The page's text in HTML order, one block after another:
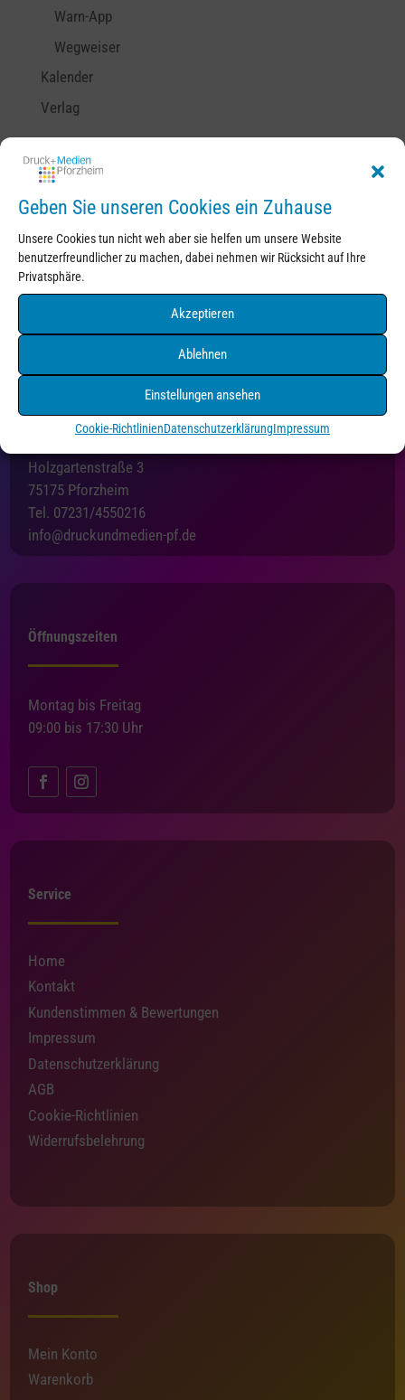
Geben Sie unseren Cookies ein Zuhause
Unsere Cookies tun nicht weh aber sie helfen um unsere Website
benutzerfreundlicher zu machen, dabei nehmen wir Rücksicht auf Ihre
Privatsphäre.
Akzeptieren
Ablehnen
Einstellungen ansehen
Cookie-RichtlinienDatenschutzerklärungImpressum
Warn-App
Wegweiser
Kalender
Verlag
Kontakt
Holzgartenstraße 3
75175 Pforzheim
Tel. 07231/4550216
info@druckundmedien-pf.de
Öffnungszeiten
Montag bis Freitag
09:00 bis 17:30 Uhr
Service
Home
Kontakt
Kundenstimmen & Bewertungen
Impressum
Datenschutzerklärung
AGB
Cookie-Richtlinien
Widerrufsbelehrung
Shop
Mein Konto
Warenkorb